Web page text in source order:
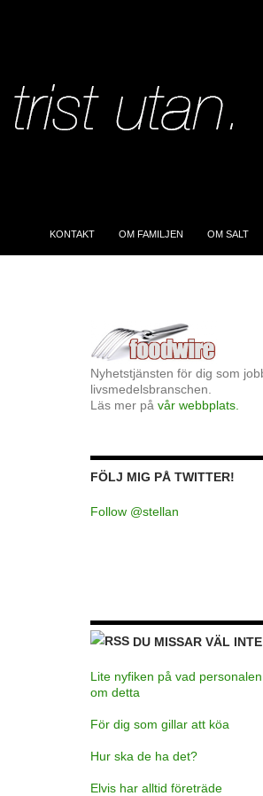
KONTAKT
OM FAMILJEN OM SALT
Nyhetstjänsten för dig som
livsmedelsbranschen.
Läs mer på vår webbplats.
FÖLJ MIG PÅ TWITTER!
Follow @stellan
DU MISSAR VÄL
Lite nyfiken på vad
om detta
För dig som gillar att köa
Hur ska de ha det?
Elvis har alltid företräde